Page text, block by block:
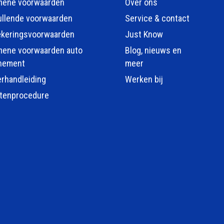
voorwaarden
voorwaarden
voorwaarden auto
Over ons
Service & contact
Just Know
Blog, nieuws en
meer
Werken bij